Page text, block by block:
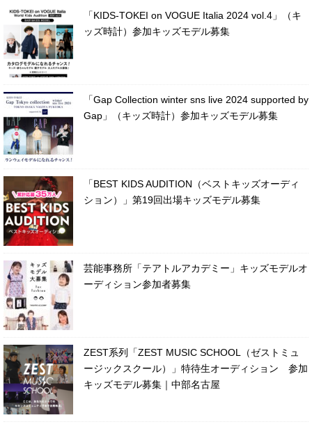
「KIDS-TOKEI on VOGUE Italia 2024 vol.4」（キ
ッズ時計）参加キッズモデル募集
「Gap Collection winter sns live 2024 supported by
Gap」（キッズ時計）参加キッズモデル募集
「BEST KIDS AUDITION（ベストキッズオーディ
ション）」第19回出場キッズモデル募集
芸能事務所「テアトルアカデミー」キッズモデルオ
ーディション参加者募集
ZEST系列「ZEST MUSIC SCHOOL（ゼストミュ
ージックスクール）」特待生オーディション 参加
キッズモデル募集｜中部名古屋